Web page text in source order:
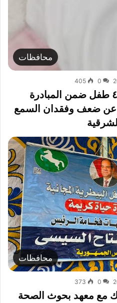
محافظات
0
405
الإنتهاء من فحص ٤١٨٣٧٥ طفل ضمن المبادرة
عن ضعف وفقدان السمع
محافظات
0
373
مع معهد بحوث الصحة